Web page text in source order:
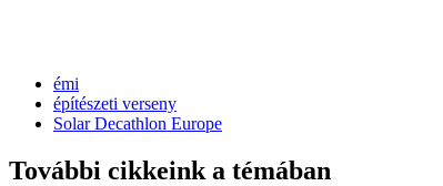
émi
építészeti verseny
Solar Decathlon Europe
További cikkeink a témában